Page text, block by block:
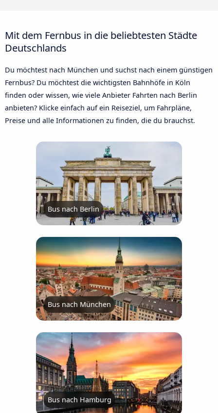
Mit dem Fernbus in die beliebtesten Städte
Deutschlands
Du möchtest nach München und suchst nach einem günstigen
Fernbus? Du möchtest die wichtigsten Bahnhöfe in Köln
finden oder wissen, wie viele Anbieter Fahrten nach Berlin
anbieten? Klicke einfach auf ein Reiseziel, um Fahrpläne,
Preise und alle Informationen zu finden, die du brauchst.
Bus nach Berlin
Bus nach München
Bus nach Hamburg